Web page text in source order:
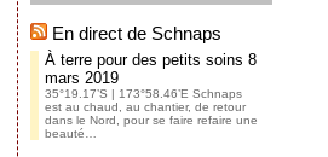
En direct de Schnaps
À terre pour des petits soins 8
mars 2019
35°19.17’S | 173°58.46’E Schnaps
est au chaud, au chantier, de retour
dans le Nord, pour se faire refaire une
beauté…